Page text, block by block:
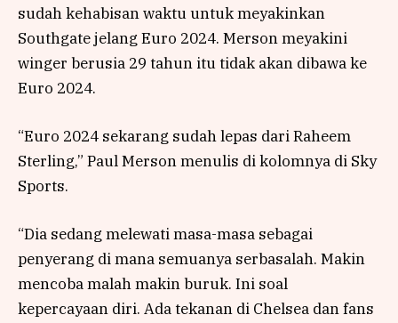
sudah kehabisan waktu untuk meyakinkan
Southgate jelang Euro 2024. Merson meyakini
winger berusia 29 tahun itu tidak akan dibawa ke
Euro 2024.
“Euro 2024 sekarang sudah lepas dari Raheem
Sterling,” Paul Merson menulis di kolomnya di Sky
Sports.
“Dia sedang melewati masa-masa sebagai
penyerang di mana semuanya serbasalah. Makin
mencoba malah makin buruk. Ini soal
kepercayaan diri. Ada tekanan di Chelsea dan fans